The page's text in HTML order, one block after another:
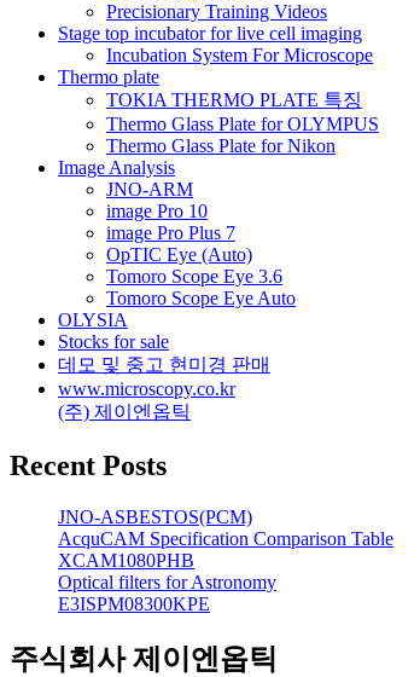
Precisionary Training Videos
Stage top incubator for live cell imaging
Incubation System For Microscope
Thermo plate
TOKIA THERMO PLATE 특징
Thermo Glass Plate for OLYMPUS
Thermo Glass Plate for Nikon
Image Analysis
JNO-ARM
image Pro 10
image Pro Plus 7
OpTIC Eye (Auto)
Tomoro Scope Eye 3.6
Tomoro Scope Eye Auto
OLYSIA
Stocks for sale
데모 및 중고 현미경 판매
www.microscopy.co.kr
(주) 제이엔옵틱
Recent Posts
JNO-ASBESTOS(PCM)
AcquCAM Specification Comparison Table
XCAM1080PHB
Optical filters for Astronomy
E3ISPM08300KPE
주식회사 제이엔옵틱